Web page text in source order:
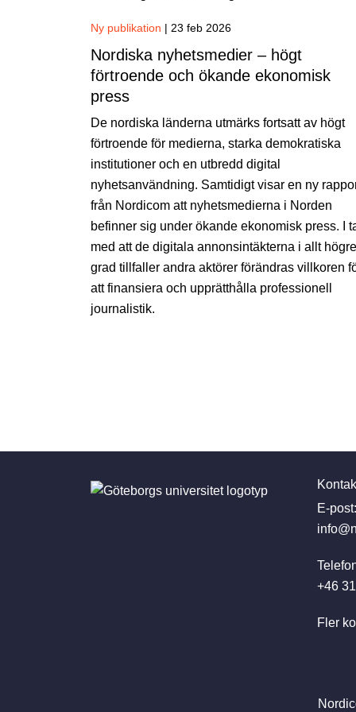
Ny publikation | 23 feb 2026
Nordiska nyhetsmedier – högt
förtroende och ökande ekonomisk
press
De nordiska länderna utmärks fortsatt av högt
förtroende för medierna, starka demokratiska
institutioner och en utbredd digital
nyhetsanvändning. Samtidigt visar en ny
från Nordicom att nyhetsmedierna i Norden
befinner sig under ökande ekonomisk press. I
med att de digitala annonsintäkterna i allt högre
grad tillfaller andra aktörer förändras villkoren
att finansiera och upprätthålla professionell
journalistik.
E-post:
+46
Fler